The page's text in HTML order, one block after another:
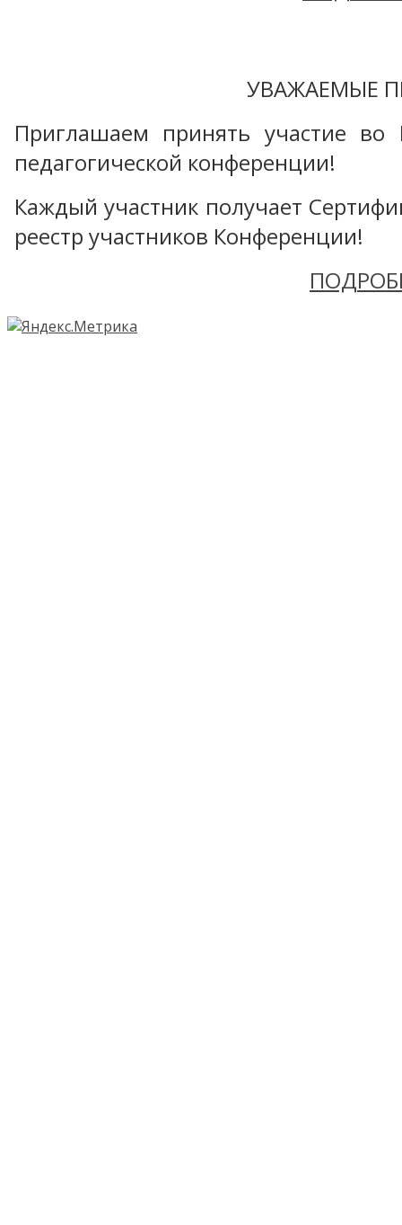
УВАЖАЕМЫЕ
Приглашаем принять участие во
педагогической конференции!
Каждый участник получает
реестр участников Конференции!